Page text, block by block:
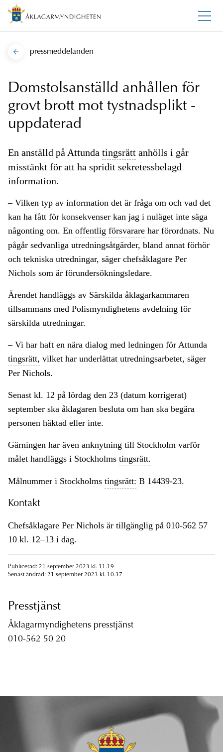
pressmeddelanden
Domstolsanställd anhållen för
grovt brott mot tystnadsplikt -
uppdaterad
En anställd på Attunda tingsrätt anhölls i går
misstänkt för att ha spridit sekretessbelagd
information.
– Vilken typ av information det är fråga om och vad det
kan ha fått för konsekvenser kan jag i nuläget inte säga
någonting om. En offentlig försvarare har förordnats. Nu
pågår sedvanliga utredningsåtgärder, bland annat förhör
och tekniska utredningar, säger chefsåklagare Per
Nichols som är förundersökningsledare.
Ärendet handläggs av Särskilda åklagarkammaren
tillsammans med Polismyndighetens avdelning för
särskilda utredningar.
– Vi har haft en nära dialog med ledningen för Attunda
tingsrätt, vilket har underlättat utredningsarbetet, säger
Per Nichols.
Senast kl. 12 på lördag den 23 (datum korrigerat)
september ska åklagaren besluta om han ska begära
personen häktad eller inte.
Gärningen har även anknytning till Stockholm varför
målet handläggs i Stockholms tingsrätt.
Målnummer i Stockholms tingsrätt: B 14439-23.
Kontakt
Chefsåklagare Per Nichols är tillgänglig på 010-562 57
10 kl. 12–13 i dag.
Publicerad: 21 september 2023 kl. 11.19
Senast ändrad: 21 september 2023 kl. 10.37
Presstjänst
Åklagarmyndighetens presstjänst
010-562 50 20